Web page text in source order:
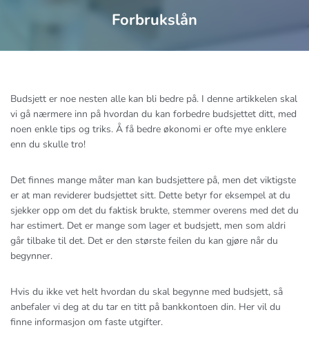
Forbrukslån
Budsjett er noe nesten alle kan bli bedre på. I denne artikkelen skal
vi gå nærmere inn på hvordan du kan forbedre budsjettet ditt, med
noen enkle tips og triks. Å få bedre økonomi er ofte mye enklere
enn du skulle tro!
Det finnes mange måter man kan budsjettere på, men det viktigste
er at man reviderer budsjettet sitt. Dette betyr for eksempel at du
sjekker opp om det du faktisk brukte, stemmer overens med det du
har estimert. Det er mange som lager et budsjett, men som aldri
går tilbake til det. Det er den største feilen du kan gjøre når du
begynner.
Hvis du ikke vet helt hvordan du skal begynne med budsjett, så
anbefaler vi deg at du tar en titt på bankkontoen din. Her vil du
finne informasjon om faste utgifter.